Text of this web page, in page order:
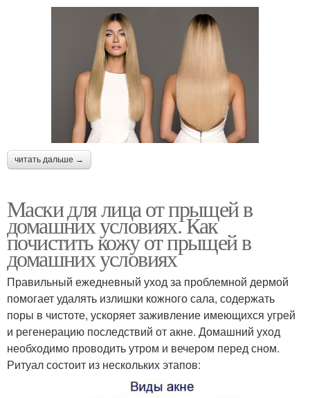
читать дальше →
Маски для лица от прыщей в
домашних условиях. Как
почистить кожу от прыщей в
домашних условиях
Правильный ежедневный уход за проблемной дермой
помогает удалять излишки кожного сала, содержать
поры в чистоте, ускоряет заживление имеющихся угрей
и регенерацию последствий от акне. Домашний уход
необходимо проводить утром и вечером перед сном.
Ритуал состоит из нескольких этапов: